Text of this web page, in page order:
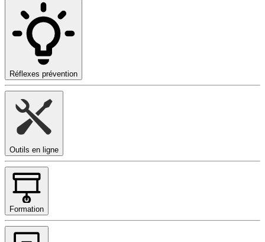
Réflexes prévention
Outils en ligne
Formation